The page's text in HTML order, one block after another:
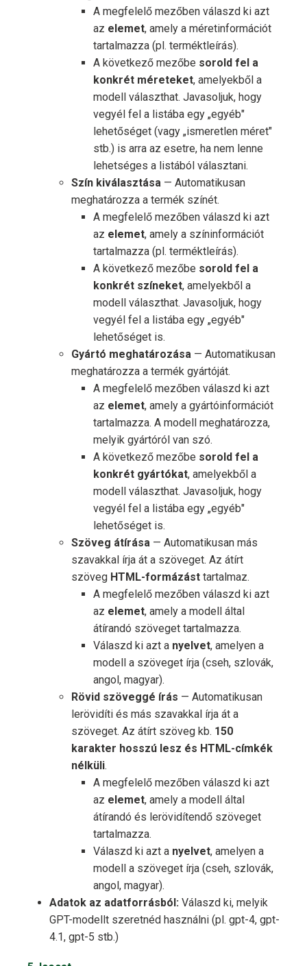
A megfelelő mezőben válaszd ki azt
az elemet, amely a méretinformációt
tartalmazza (pl. terméktleírás).
A következő mezőbe sorold fel a
konkrét méreteket, amelyekből a
modell választhat. Javasoljuk, hogy
vegyél fel a listába egy „egyéb"
lehetőséget (vagy „ismeretlen méret"
stb.) is arra az esetre, ha nem lenne
lehetséges a listából választani.
Szín kiválasztása — Automatikusan
meghatározza a termék színét.
A megfelelő mezőben válaszd ki azt
az elemet, amely a színinformációt
tartalmazza (pl. terméktleírás).
A következő mezőbe sorold fel a
konkrét színeket, amelyekből a
modell választhat. Javasoljuk, hogy
vegyél fel a listába egy „egyéb"
lehetőséget is.
Gyártó meghatározása — Automatikusan
meghatározza a termék gyártóját.
A megfelelő mezőben válaszd ki azt
az elemet, amely a gyártóinformációt
tartalmazza. A modell meghatározza,
melyik gyártóról van szó.
A következő mezőbe sorold fel a
konkrét gyártókat, amelyekből a
modell választhat. Javasoljuk, hogy
vegyél fel a listába egy „egyéb"
lehetőséget is.
Szöveg átírása — Automatikusan más
szavakkal írja át a szöveget. Az átírt
szöveg HTML-formázást tartalmaz.
A megfelelő mezőben válaszd ki azt
az elemet, amely a modell által
átírandó szöveget tartalmazza.
Válaszd ki azt a nyelvet, amelyen a
modell a szöveget írja (cseh, szlovák,
angol, magyar).
Rövid szöveggé írás — Automatikusan
lerövidíti és más szavakkal írja át a
szöveget. Az átírt szöveg kb. 150
karakter hosszú lesz és HTML-címkék
nélküli.
A megfelelő mezőben válaszd ki azt
az elemet, amely a modell által
átírandó és lerövidítendő szöveget
tartalmazza.
Válaszd ki azt a nyelvet, amelyen a
modell a szöveget írja (cseh, szlovák,
angol, magyar).
Adatok az adatforrásból: Válaszd ki, melyik
GPT-modellt szeretnéd használni (pl. gpt-4, gpt-
4.1, gpt-5 stb.)